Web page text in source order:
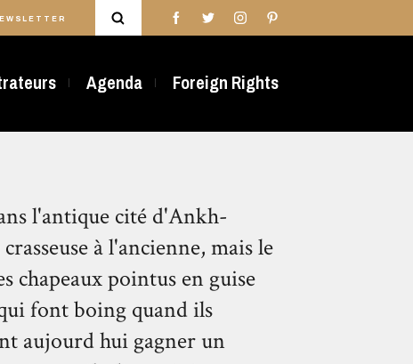
Agenda Foreign Rights
l'antique cité d'Ankh-
à l'ancienne, mais le
chapeaux pointus en guise
font boing quand ils
aujourd hui gagner un